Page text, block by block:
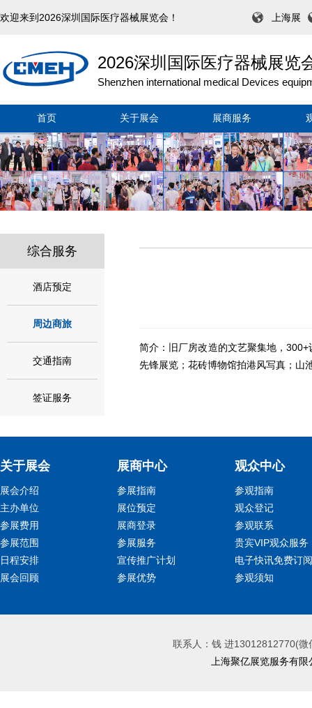
欢迎来到2026深圳国际医疗器械展览会！ 上海展
2026深圳国际医疗器械展览
Shenzhen international medical Devices
首页 关于展会 展商服务
综合服务
酒店预定
周边商旅
交通指南
签证服务
简介：旧厂房改造的文艺聚集地，
先锋展览；花砖博物馆拍港风写真；山
关于展会
展会介绍
主办单位
参展费用
参展范围
日程安排
展会回顾
展商中心
参展指南
展位预定
展商登录
参展服务
宣传推广计划
参展优势
观众中心
参观指南
观众登记
参观联系
贵宾VIP观众服务
电子快讯免费订阅
参观须知
联系人：钱 进13012812770(
上海聚亿展览服务有限